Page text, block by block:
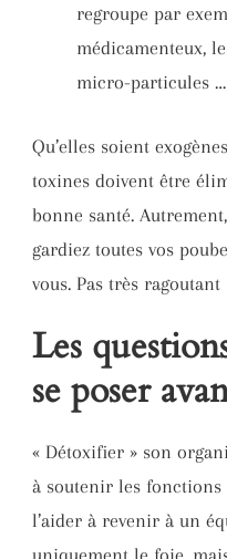
regroupe par
médicamenteux,
micro-particules …
Qu’elles soient
toxines doivent être
bonne santé.
gardiez toutes vos
vous. Pas très ragoutant
Les
se poser
« Détoxifier » son
à soutenir les
l’aider à revenir à un